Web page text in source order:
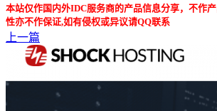
本站仅作国内外IDC服务商的产品信息分享，不作
性亦不作保证,如有侵权或异议请QQ联系
上一篇